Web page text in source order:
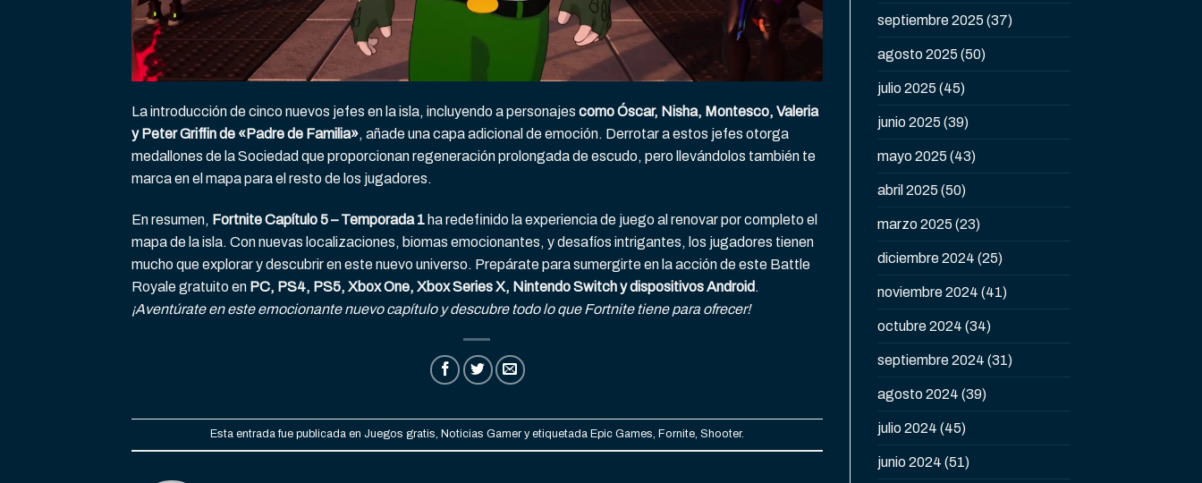
La introducción de cinco nuevos jefes en la isla, incluyendo a personajes como Óscar, Nisha, Montesco, Valeria
y Peter Griffin de «Padre de Familia», añade una capa adicional de emoción. Derrotar a estos jefes otorga
medallones de la Sociedad que proporcionan regeneración prolongada de escudo, pero llevándolos también te
marca en el mapa para el resto de los jugadores.
En resumen, Fortnite Capítulo 5 – Temporada 1 ha redefinido la experiencia de juego al renovar por completo el
mapa de la isla. Con nuevas localizaciones, biomas emocionantes, y desafíos intrigantes, los jugadores tienen
mucho que explorar y descubrir en este nuevo universo. Prepárate para sumergirte en la acción de este Battle
Royale gratuito en PC, PS4, PS5, Xbox One, Xbox Series X, Nintendo Switch y dispositivos Android .
¡Aventúrate en este emocionante nuevo capítulo y descubre todo lo que Fortnite tiene para ofrecer!
Esta entrada fue publicada en Juegos gratis, Noticias Gamery etiquetada Epic Games, Fornite, Shooter.
septiembre 2025 (37)
agosto 2025 (50)
julio 2025 (45)
junio 2025 (39)
mayo 2025 (43)
abril 2025 (50)
marzo 2025 (23)
diciembre 2024 (25)
noviembre 2024 (41)
octubre 2024 (34)
septiembre 2024 (31)
agosto 2024 (39)
julio 2024 (45)
junio 2024 (51)